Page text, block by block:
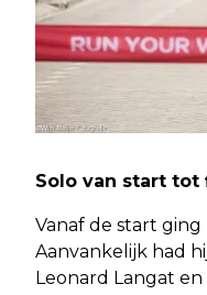
Solo van start tot
Vanaf de start
Aanvankelijk had
Leonard Langat